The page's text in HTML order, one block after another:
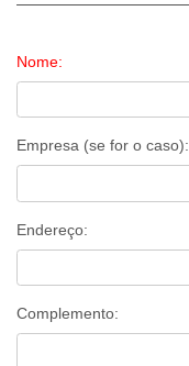
Nome:
Empresa (se for o caso):
Endereço:
Complemento: